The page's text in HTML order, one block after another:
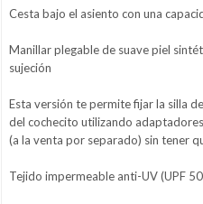
Cesta bajo el asiento con una
Manillar plegable de suave piel
sujeción
Esta versión te permite fijar la silla
del cochecito utilizando
(a la venta por separado) sin tener
Tejido impermeable anti-UV (UPF